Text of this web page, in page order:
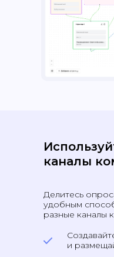
Делитесь
удобным
разные каналы
и
каналы